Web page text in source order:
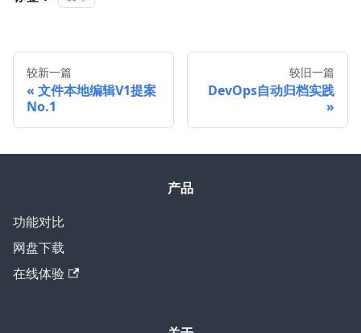
较新一篇
文件本地编辑V1提案
No.1
较旧一篇
DevOps自动归档实践
产品
功能对比
网盘下载
在线体验